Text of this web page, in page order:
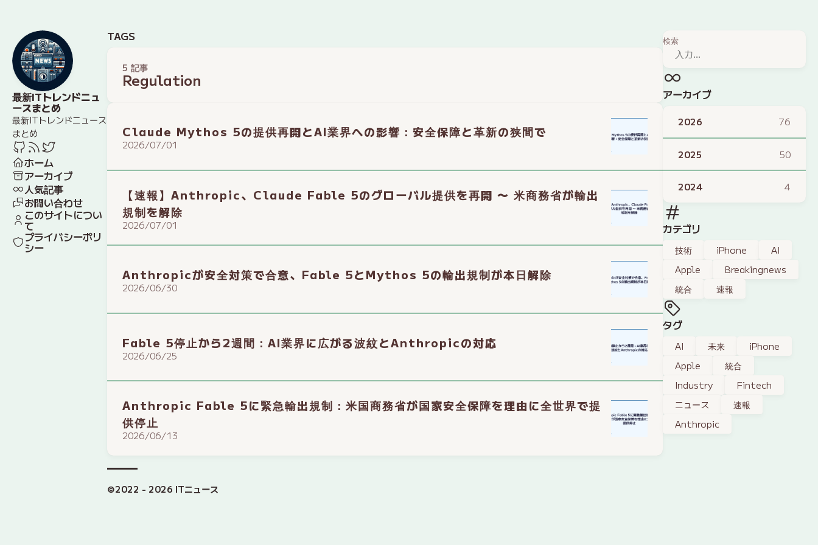
最新ITトレンドニュ
ースまとめ
最新ITトレンドニュース
まとめ
ホーム
アーカイブ
人気記事
お問い合わせ
このサイトについ
て
プライバシーポリ
シー
検索
アーカイブ
2026 76
2025 50
2024 4
カテゴリ
技術 iPhone
AI
Apple
Breakingnews
統合
速報
タグ
AI 未来
iPhone
Apple
統合
Industry
Fintech
ニュース
速報
Anthropic
TAGS
5 記事
Regulation
Claude Mythos 5の提供再開とAI業界への影響：安全保障と革新の狭間で
2026/07/01
【速報】Anthropic、Claude Fable 5のグローバル提供を再開 〜 米商務省が輸出
規制を解除
2026/07/01
Anthropicが安全対策で合意、Fable 5とMythos 5の輸出規制が本日解除
2026/06/30
Fable 5停止から2週間：AI業界に広がる波紋とAnthropicの対応
2026/06/25
Anthropic Fable 5に緊急輸出規制：米国商務省が国家安全保障を理由に全世界で提
供停止
2026/06/13
©2022 - 2026 ITニュース